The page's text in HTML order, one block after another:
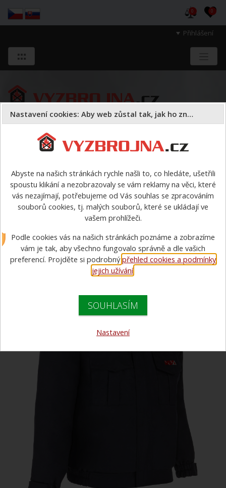
Přihlášení
0 0
a majetek druhých.
Oděvy pracovní oděvy >PS II - NOMEX/VISKÓZA - bunda
s nápisem HASIČI
bunda s nápisem HASIČI
Nastavení cookies: Aby web zůstal tak, jak ho znáte
Abyste na našich stránkách rychle našli to, co hledáte, ušetřili
spoustu klikání a nezobrazovaly se vám reklamy na věci, které
vás nezajímají, potřebujeme od Vás souhlas se zpracováním
souborů cookies, tj. malých souborů, které se ukládají ve
vašem prohlížeči.
Podle cookies vás na našich stránkách poznáme a zobrazíme
vám je tak, aby všechno fungovalo správně a dle vašich
preferencí. Projděte si podrobnýpřehled cookies a podmínky
jejich užívání.
SOUHLASÍM
Nastavení